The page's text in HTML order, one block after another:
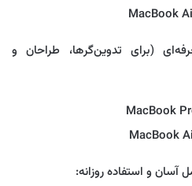
(برای تدوین‌گرها، طراحان و
و استفاده روزانه: